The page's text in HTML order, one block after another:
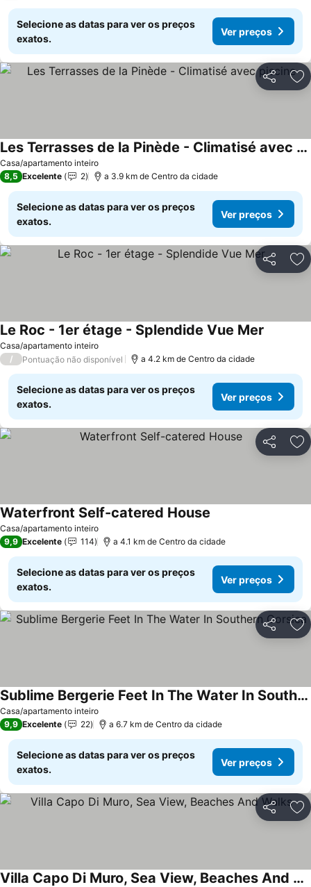
Selecione as datas para ver os preços
exatos.
Ver preços
Partilhar
Casa/apartamento inteiro
Les Terrasses de la Pinède - Climatisé avec piscine
Ver preços
8,5 Excelente 2 a 3.9 km de Centro da cidade
Selecione as datas para ver os preços
exatos.
Ver preços
Partilhar
Casa/apartamento inteiro
Le Roc - 1er étage - Splendide Vue Mer
/ Pontuação não disponível a 4.2 km de Centro da cidade
Selecione as datas para ver os preços
exatos.
Ver preços
Partilhar
Casa/apartamento inteiro
Waterfront Self-catered House
9,9 Excelente 114 a 4.1 km de Centro da cidade
Selecione as datas para ver os preços
exatos.
Ver preços
Partilhar
Casa/apartamento inteiro
Sublime Bergerie Feet In The Water In Southern Corsica
Ver preços
9,9 Excelente 22 a 6.7 km de Centro da cidade
Selecione as datas para ver os preços
exatos.
Ver preços
Partilhar
Villa Capo Di Muro, Sea View, Beaches And Walks